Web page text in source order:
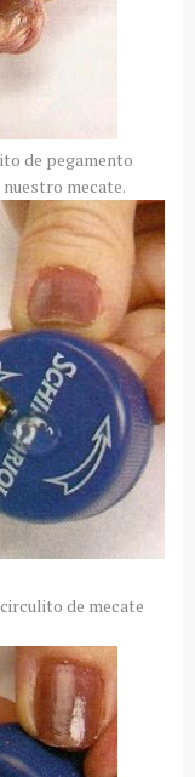
de pegamento
mecate.
de mecate